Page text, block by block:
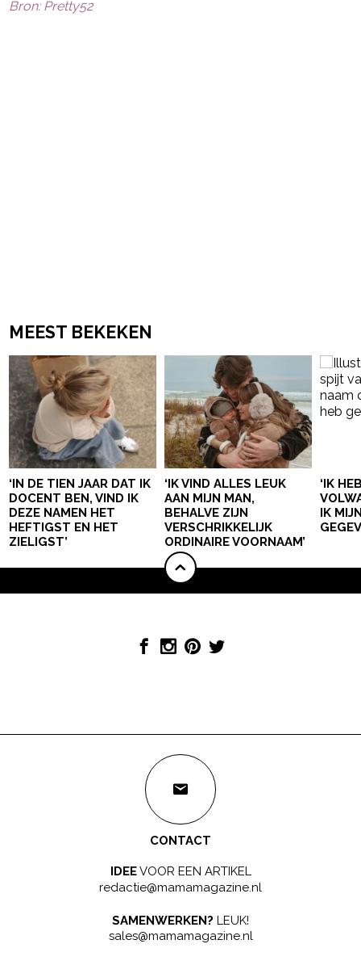
Bron: Pretty52
MEEST BEKEKEN
‘IN DE TIEN JAAR DAT IK
DOCENT BEN, VIND IK
DEZE NAMEN HET
HEFTIGST EN HET
ZIELIGST’
‘IK VIND ALLES LEUK
AAN MIJN MAN,
BEHALVE ZIJN
VERSCHRIKKELIJK
ORDINAIRE VOORNAAM’
‘IK
IK
CONTACT
IDEEVOOR EEN ARTIKEL
redactie@mamamagazine.nl
SAMENWERKEN? LEUK!
sales@mamamagazine.nl